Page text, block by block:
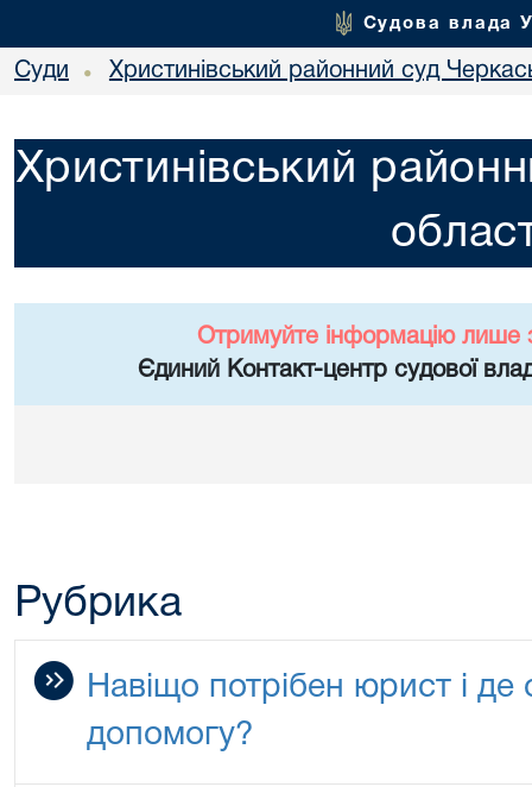
Судова влада
Суди • Христинівський районний суд
Христинівський
Отримуйте інформацію лише
Єдиний Контакт-центр судової
Рубрика
Навіщо потрібен юрист і
допомогу?